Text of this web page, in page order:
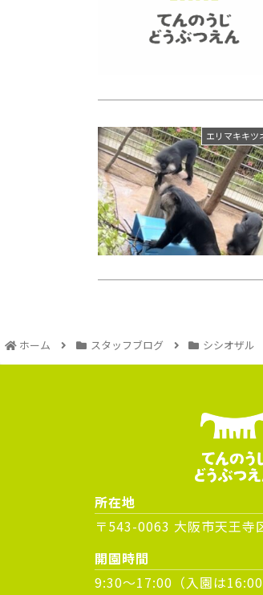
エリマキキツ
ホーム スタッフブログ シシオザル
所在地
〒543-0063 大阪市天王寺
開園時間
9:30～17:00（入園は16:00